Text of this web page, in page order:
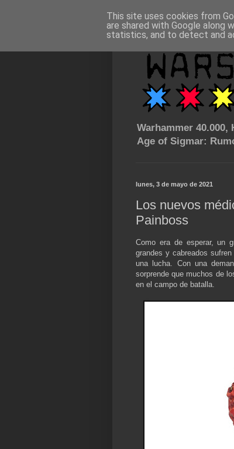
Warhammer 40.000,
Age of Sigmar:
lunes, 3 de mayo de 2021
Los nuevos
Painboss
Como era de esperar, un
grandes y cabreados
una lucha. Con una
sorprende que muchos de
en el campo de batalla.
This site uses cookies from
are shared with Google along
statistics, and to detect and